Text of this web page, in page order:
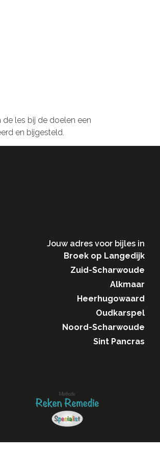
les bij de doelen een
en bijgesteld.
Jouw adres voor bijles in
Broek op Langedijk
Zuid-Scharwoude
Alkmaar
Heerhugowaard
Oudkarspel
Noord-Scharwoude
Sint Pancras